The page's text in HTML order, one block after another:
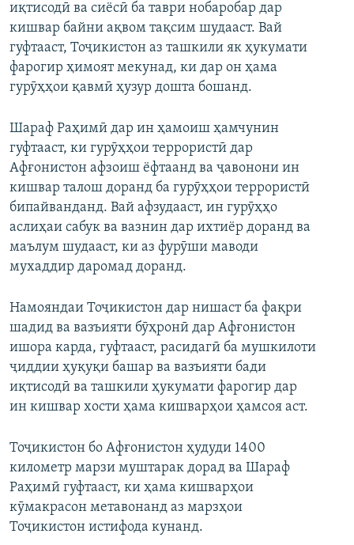
иқтисодӣ ва сиёсӣ ба таври нобаробар дар
кишвар байни ақвом тақсим шудааст. Вай
гуфтааст, Тоҷикистон аз ташкили як ҳукумати
фарогир ҳимоят мекунад, ки дар он ҳама
гурӯҳҳои қавмӣ ҳузур дошта бошанд.
Шараф Раҳимӣ дар ин ҳамоиш ҳамчунин
гуфтааст, ки гурӯҳҳои террористӣ дар
Афғонистон афзоиш ёфтаанд ва ҷавонони ин
кишвар талош доранд ба гурӯҳҳои террористӣ
бипайванданд. Вай афзудааст, ин гурӯҳҳо
аслиҳаи сабук ва вазнин дар ихтиёр доранд ва
маълум шудааст, ки аз фурӯши маводи
мухаддир даромад доранд.
Намояндаи Тоҷикистон дар нишаст ба фақри
шадид ва вазъияти бӯҳронӣ дар Афғонистон
ишора карда, гуфтааст, расидагӣ ба мушкилоти
ҷиддии ҳуқуқи башар ва вазъияти бади
иқтисодӣ ва ташкили ҳукумати фарогир дар
ин кишвар хости ҳама кишварҳои ҳамсоя аст.
Тоҷикистон бо Афғонистон ҳудуди 1400
километр марзи муштарак дорад ва Шараф
Раҳимӣ гуфтааст, ки ҳама кишварҳои
кӯмакрасон метавонанд аз марзҳои
Тоҷикистон истифода кунанд.